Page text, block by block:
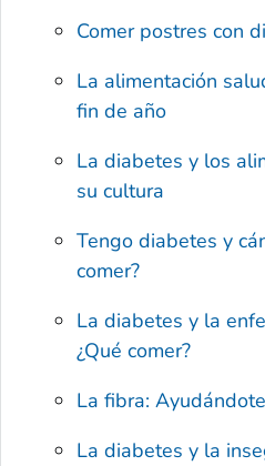
Comer postres con
La alimentación
fin de año
La diabetes y los
su cultura
Tengo diabetes y
comer?
La diabetes y la
¿Qué comer?
La fibra:
La diabetes y la